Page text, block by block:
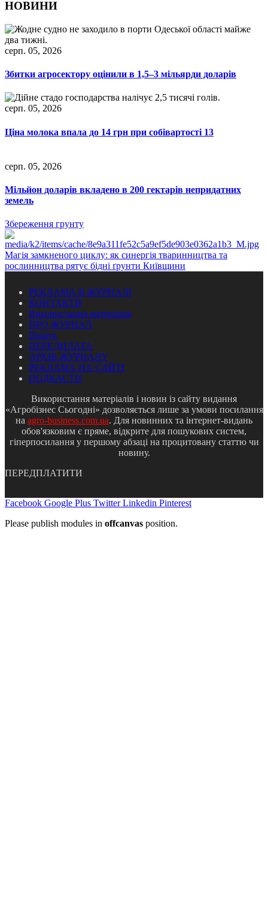
НОВИНИ
серп. 05, 2026
Збитки агросектору оцінили в 1,5–3 мільярди доларів
серп. 05, 2026
Ціна молока впала до 14 грн при собівартості 13
серп. 05, 2026
Мільйон доларів вкладено в 200 гектарів непридатних
земель
Збереження грунту
Магія замкненого циклу: як синергія тваринництва та
рослинництва рятує бідні ґрунти Київщини
РЕКЛАМА В ЖУРНАЛІ
КОНТАКТИ
Використання матеріалів
ПРО ЖУРНАЛ
Пошук
ПЕРЕДПЛАТА
АРХІВ ЖУРНАЛУ
РЕКЛАМА НА САЙТІ
ПОДКАСТИ
Використання матеріалів і новин із сайту видання
«Агробізнес Сьогодні» дозволяється лише за умови посилання
на agro-business.com.ua. Для новинних та інтернет-видань
обов'язковим є пряме, відкрите для пошукових систем,
гіперпосилання у першому абзаці на процитовану статтю чи
новину.
ПЕРЕДПЛАТИТИ
Facebook Google Plus Twitter Linkedin Pinterest
Please publish modules in offcanvas position.